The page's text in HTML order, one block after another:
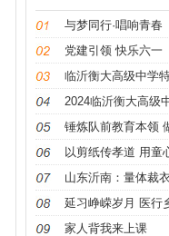
与梦同行·唱响青春
党建引领 快乐六一
以剪纸传孝道 用童
延习峥嵘岁月 医行
家人背我来上课